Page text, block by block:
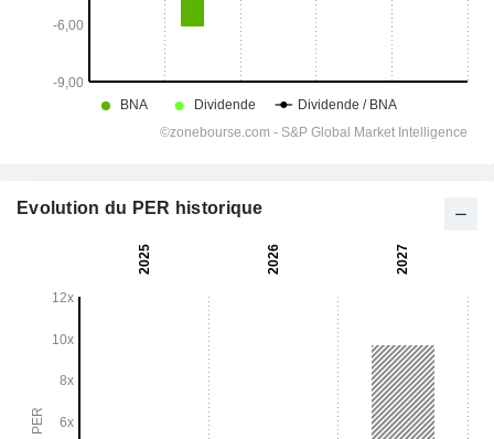
Evolution du PER historique